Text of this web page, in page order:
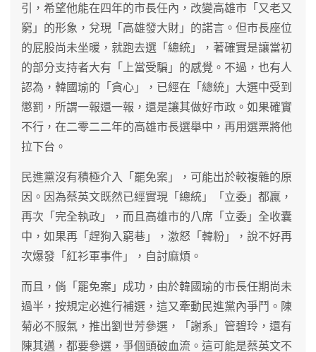
引，希望他能在四年的市長任內，改變高雄市「又老又
窮」的形象，兌現「高雄發大財」的諾言。但市長座位
的屁股尚未坐暖，就跑去選「總統」，著確實是讓當初
的部分支持者大有「上當受騙」的感覺。不過，也有人
認為，韓國瑜的「貪心」，已經在「總統」大選中受到
懲罰，所謂一報還一報，還是讓其做好市政。如果確實
不行，在二零二二年的高雄市長選舉中，再用選票將他
拉下台。
民進黨沒有積極介入「罷免案」，可能出於較複雜的原
因。因為蔡英文既然已經實現「總統」「立委」都贏，
再次「完全執政」，而且高雄市的八席「立委」全收囊
中，如果再「趕狗入窮巷」，激怒「韓粉」，說不好再
次爆發「紅衫軍事件」，自討麻煩。
而且，倘「罷免案」成功，由於韓國瑜的市長任期尚未
過半，按規定必進行補選，這又牽動民進黨內爭鬥。陳
菊必不服氣，推出劉世芳參選，「謝系」管碧玲，還有
陳其邁，都要參選，爭個頭破血流。這可能是蔡英文不